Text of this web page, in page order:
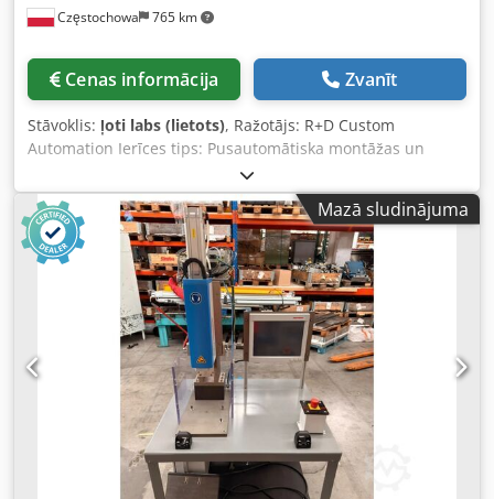
Częstochowa 765 km
Cenas informācija Zvanīt
Stāvoklis: ļoti labs (lietots), Ražotājs: R+D Custom
Automation Ierīces tips: Pusautomātiska montāžas un
ultraskaņas metināšanas iekārta Pielietojums: Medicīnisko
maisiņu un cauruļu ražošana Sērijas numurs: 19-11231
Dkjdpfx Aneznvfiskjr Padeves spriegums: 240 V maiņstrāva
Padeves frekvence: 60 Hz Fāzu skaits: 1 Nominālā strāva
(pilnas slodzes strāva): 20 A Maksimālā motora jauda: N/A
Saspiesta gaisa patēriņš: 1 CFM pie 90 psi SCCR
(īslslēguma strāvas vērtība): 300 kA RMS Korpusa tips:
NEMA 12 Zīmējuma numurs: D-11030-2-02
Mazā sludinājuma